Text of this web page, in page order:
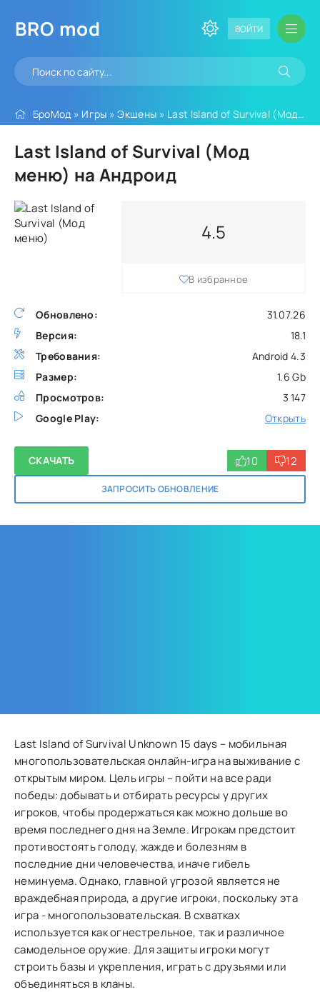
BRO mod ВОЙТИ
БроМод » Игры »Экшены » Last Island of Survival (Мод меню)
Last Island of Survival (Мод
меню) на Андроид
Обновлено:
31.07.26
Версия:
18.1
Требования:
Android 4.3
Размер:
1.6 Gb
Просмотров:
3 147
Google Play:
Открыть
4.5
В избранное
СКАЧАТЬ
ЗАПРОСИТЬ ОБНОВЛЕНИЕ
10 12
Last Island of Survival Unknown 15 days – мобильная
многопользовательская онлайн-игра на выживание с
открытым миром. Цель игры – пойти на все ради
победы: добывать и отбирать ресурсы у других
игроков, чтобы продержаться как можно дольше во
время последнего дня на Земле. Игрокам предстоит
противостоять голоду, жажде и болезням в
последние дни человечества, иначе гибель
неминуема. Однако, главной угрозой является не
враждебная природа, а другие игроки, поскольку эта
игра - многопользовательская. В схватках
используется как огнестрельное, так и различное
самодельное оружие. Для защиты игроки могут
строить базы и укрепления, играть с друзьями или
объединяться в кланы.